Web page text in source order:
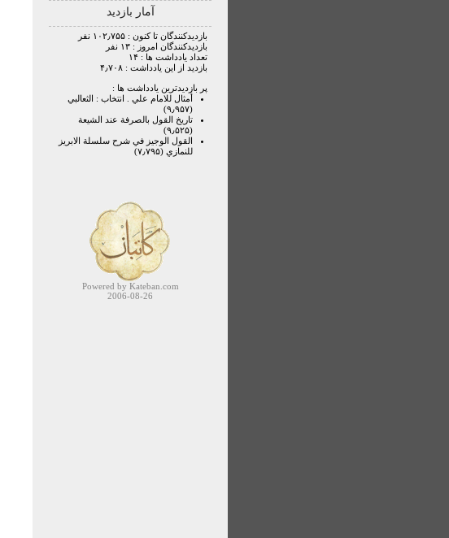
آمار بازدید
بازدیدکنندگان تا کنون : ۱۰۲٫۷۵۵ نفر
بازدیدکنندگان امروز : ۱۳ نفر
تعداد یادداشت ها : ۱۴
بازدید از این یادداشت : ۴٫۷۰۸
پر بازدیدترین یادداشت ها :
أمثال للامام علي . انتخاب : الثعالبي
(۹٫۹۵۷)
تاريخ القول بالصرفة عند الشيعة
(۹٫۵۲۵)
القول الوجيز في شرح سلسلة الابريز
للنمازي (۷٫۷۹۵)
Powered by Kateban.com
2006-08-26